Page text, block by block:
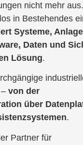
nicht mehr
in Bestehendes
Systeme,
Daten und
Lösung.
von der
über
.
Partner für